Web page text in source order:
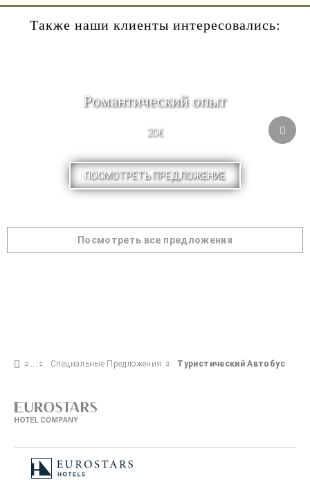
Также наши клиенты интересовались:
Pомантический опыт
20€
ПОСМОТРЕТЬ ПРЕДЛОЖЕНИЕ
Посмотреть все предложения
Специальные Предложения Туристический Автобус